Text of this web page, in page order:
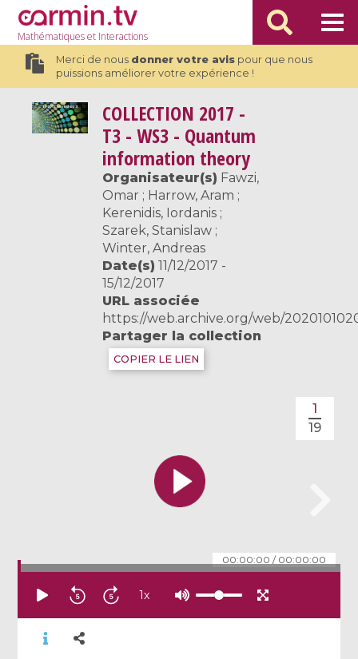
Mathématiqueset Interactions
Merci de nous donner votre avispour que nous
puissions améliorer votre expérience !
COLLECTION 2017 -
T3 - WS3 - Quantum
information theory
Organisateur(s) Fawzi,
Omar ; Harrow, Aram ;
Kerenidis, Iordanis ;
Szarek, Stanislaw ;
Winter, Andreas
Date(s) 11/12/2017 -
15/12/2017
URL associée
https://web.archive.org/web/
Partager la collection
COPIER LE LIEN
00:00:00 / 00:00:00
1
19
1x